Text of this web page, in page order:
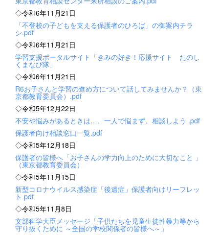
◇令和6年11月21日
「不登校の子どもを支える保護者のひろば」の御案内チラ
シ.pdf
◇令和6年11月21日
学習支援ポータルサイト「きみの好き！応援サイト たのし
くまなび隊」
◇令和6年11月21日
R6お子さんと学習の進め方について話してみませんか？（東
京都教育委員会）.pdf
◇令和5年12月22日
不安や悩みがあるときは…、一人で悩まず、相談しよう .pdf
保護者向け相談窓口一覧.pdf
◇令和5年12月18日
保護者の皆様へ「お子さんの学力向上のために大切なこと 」
（東京都教育委員会）
◇令和5年11月15日
新型コロナウイルス感染症「後遺症」保護者向けリーフレッ
ト.pdf
◇令和5年11月8日
文部科学大臣メッセージ「子供たちを児童生徒性暴力等から
守り抜くために ～全国の学校関係者の皆様へ～」